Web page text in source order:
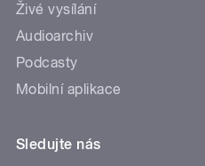
Živé vysílání
Audioarchiv
Podcasty
Mobilní aplikace
Sledujte nás